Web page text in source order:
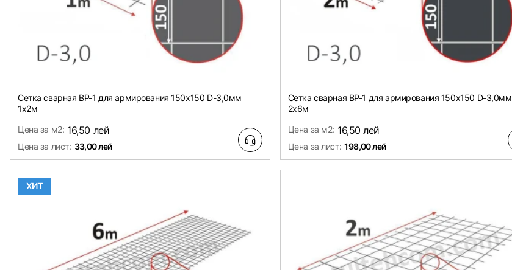
Сетка сварная ВР-1 для армирования 150х150 D-3,0мм
1х2м
Цена за м2: 16,50 лей
Цена за лист: 33,00 лей
Сетка сварная ВР-1 для армирования 150х150 D-3,0мм
2х6м
Цена за м2: 16,50 лей
Цена за лист: 198,00 лей
ХИТ